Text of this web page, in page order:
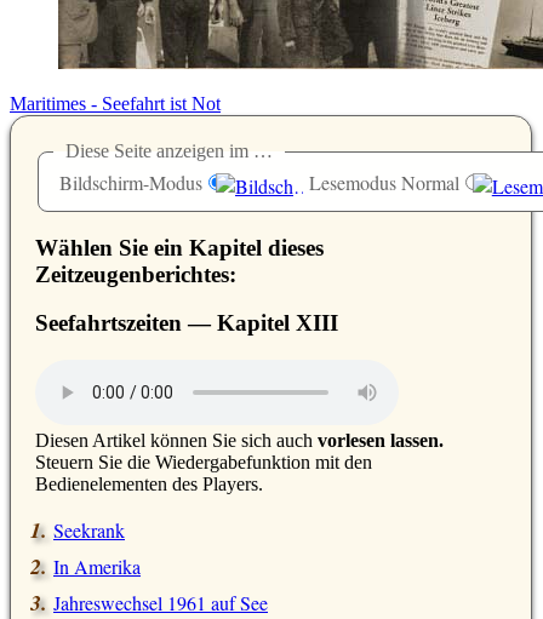
Maritimes - Seefahrt ist Not
Diese Seite anzeigen im …
Bildschirm-Modus Lesemodus Normal
Wählen Sie ein Kapitel dieses
Zeitzeugenberichtes:
Seefahrtszeiten — Kapitel XIII
Diesen Artikel können Sie sich auch vorlesen lassen.
Steuern Sie die Wiedergabefunktion mit den
Bedienelementen des Players.
Seekrank
In Amerika
Jahreswechsel 1961 auf See